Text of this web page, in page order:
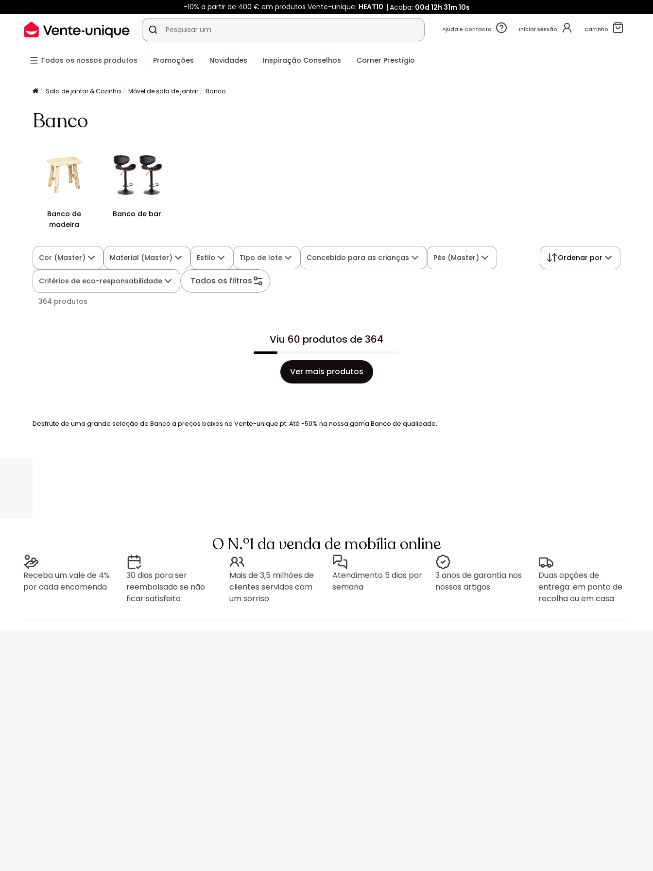
-10% a partir de 400 € em produtos Vente-unique: HEAT10 Acaba: 00d 12h 31m 09s
Ajuda e Contacto Iniciar sessão Carrinho
Todos os nossos produtos Promoções Novidades Inspiração Conselhos Corner Prestígio
Sala de jantar & Cozinha Móvel de sala de jantar Banco
Banco
Banco de
madeira
Banco de bar
Cor (Master) Material (Master) Estilo Tipo de lote Concebido para as crianças Pés (Master)
Critérios de eco-responsabilidade Todos os filtros
Ordenar por
364 produtos
Viu 60 produtos de 364
Ver mais produtos
Desfrute de uma grande seleção de Banco a preços baixos na Vente-unique.pt. Até -50% na nossa gama Banco de qualidade.
O N.º1 da venda de mobília online
Receba um vale de 4%
por cada encomenda
30 dias para ser
reembolsado se não
ficar satisfeito
Mais de 3,5 milhões de
clientes servidos com
um sorriso
Atendimento 5 dias por
semana
3 anos de garantia nos
nossos artigos
Duas opções de
entrega: em ponto de
recolha ou em casa